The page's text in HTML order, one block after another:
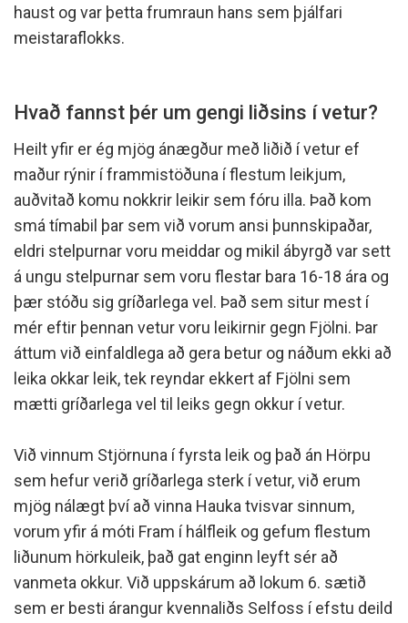
haust og var þetta frumraun hans sem þjálfari
meistaraflokks.
Hvað fannst þér um gengi liðsins í vetur?
Heilt yfir er ég mjög ánægður með liðið í vetur ef
maður rýnir í frammistöðuna í flestum leikjum,
auðvitað komu nokkrir leikir sem fóru illa. Það kom
smá tímabil þar sem við vorum ansi þunnskipaðar,
eldri stelpurnar voru meiddar og mikil ábyrgð var sett
á ungu stelpurnar sem voru flestar bara 16-18 ára og
þær stóðu sig gríðarlega vel. Það sem situr mest í
mér eftir þennan vetur voru leikirnir gegn Fjölni. Þar
áttum við einfaldlega að gera betur og náðum ekki að
leika okkar leik, tek reyndar ekkert af Fjölni sem
mætti gríðarlega vel til leiks gegn okkur í vetur.
Við vinnum Stjörnuna í fyrsta leik og það án Hörpu
sem hefur verið gríðarlega sterk í vetur, við erum
mjög nálægt því að vinna Hauka tvisvar sinnum,
vorum yfir á móti Fram í hálfleik og gefum flestum
liðunum hörkuleik, það gat enginn leyft sér að
vanmeta okkur. Við uppskárum að lokum 6. sætið
sem er besti árangur kvennaliðs Selfoss í efstu deild